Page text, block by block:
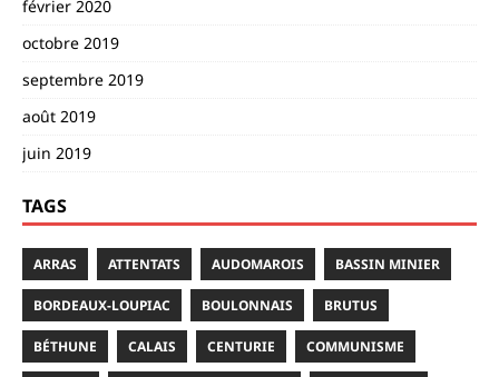
février 2020
octobre 2019
septembre 2019
août 2019
juin 2019
TAGS
ARRAS ATTENTATS AUDOMAROIS BASSIN MINIER
BORDEAUX-LOUPIAC BOULONNAIS BRUTUS
BÉTHUNE CALAIS CENTURIE COMMUNISME